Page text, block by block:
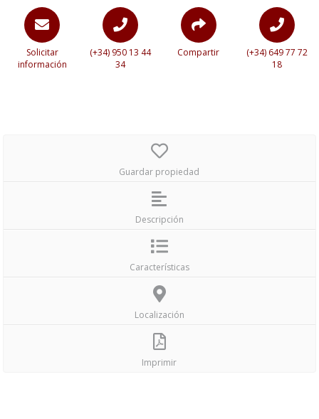
Solicitar
información
(+34) 950 13 44
34
Compartir
(+34) 649 77 72
18
Guardar propiedad
Descripción
Características
Localización
Imprimir